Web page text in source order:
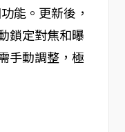
能。更新後，
鎖定對焦和曝
手動調整，極